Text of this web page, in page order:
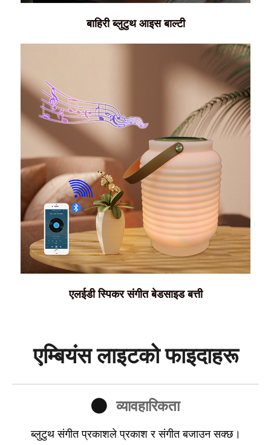
बाहिरी ब्लुटुथ आइस बाल्टी
एलईडी स्पिकर संगीत बेडसाइड बत्ती
एम्बियंस लाइटको फाइदाहरू
व्यावहारिकता
ब्लुटुथ संगीत प्रकाशले प्रकाश र संगीत बजाउन सक्छ।